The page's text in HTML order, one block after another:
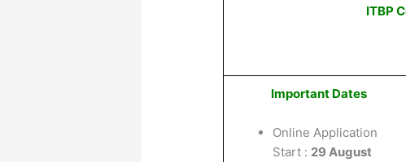
ITBP
Important Dates
Online Application
Start : 29 August